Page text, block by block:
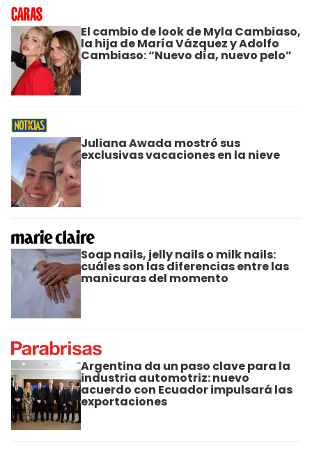
El cambio de look de Myla Cambiaso,
la hija de María Vázquez y Adolfo
Cambiaso: “Nuevo día, nuevo pelo”
Juliana Awada mostró sus
exclusivas vacaciones en la nieve
Soap nails, jelly nails o milk nails:
cuáles son las diferencias entre las
manicuras del momento
Argentina da un paso clave para la
industria automotriz: nuevo
acuerdo con Ecuador impulsará las
exportaciones